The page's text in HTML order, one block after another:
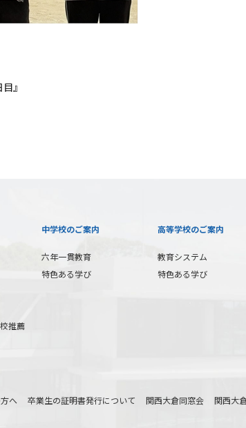
』
推薦
中学校のご案内
六年一貫教育
特色ある学び
高等学校のご案内
教育システム
特色ある学び
へ 卒業生の証明書発行について 関西大倉同窓会 関西大